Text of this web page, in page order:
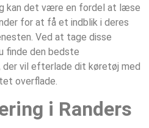
kan det være en fordel at læse
for at få et indblik i deres
Ved at tage disse
finde den bedste
der vil efterlade dit køretøj med
overflade.
i Randers